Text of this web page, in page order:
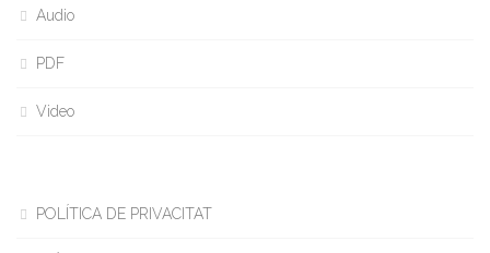
Audio
PDF
Video
POLÍTICA DE PRIVACITAT